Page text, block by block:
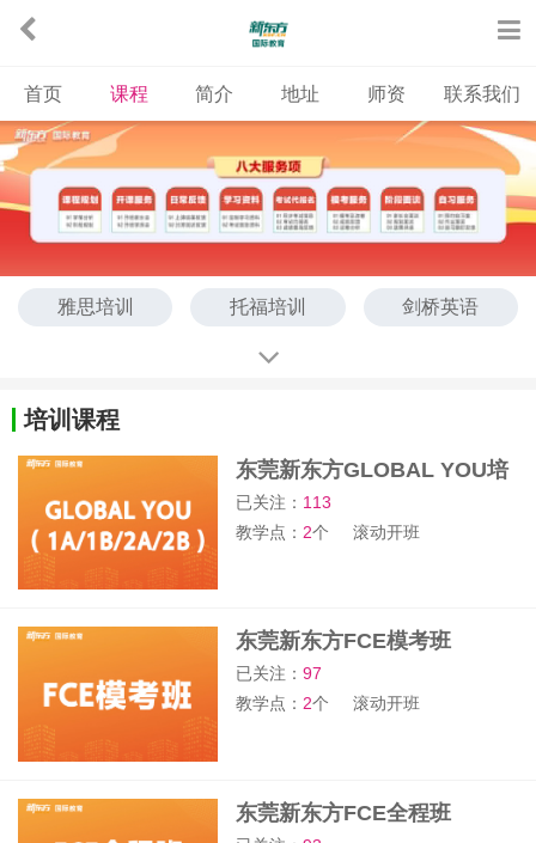
首页 课程 简介 地址 师资 联系我们
雅思培训 托福培训 剑桥英语
英语培训
培训课程
东莞新东方GLOBAL YOU培
训班
已关注： 113
教学点： 2个 滚动开班
东莞新东方FCE模考班
已关注：97
教学点：2个 滚动开班
东莞新东方FCE全程班